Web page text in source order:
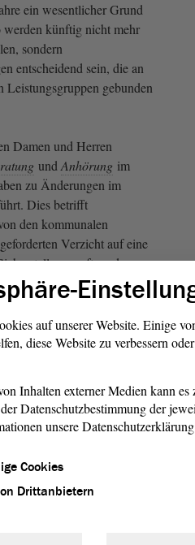
ein wesentlicher Grund
künftig nicht mehr
sondern
entscheidend sein, die an
Leistungsgruppen gebunden
Damen und Herren
und Anhörung im
zu Änderungen im
Dies betrifft
den kommunalen
Verzicht auf eine
der
Städte, weil sie in
erhöhten Belastung
aber auch die
zur
im
Sie sehen bei
aller
eine zusätzliche
die zuständige Behörde
Inkraftsetzung des Plans
auf unserer Website. Einige
diese Website zu verbessern
Inhalten externer Medien kann
Datenschutzbestimmung der
unsere
Cookies
Drittanbietern